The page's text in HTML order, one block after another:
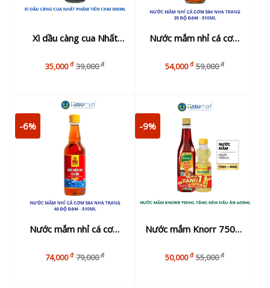
Xì dầu càng cua Nhất
35,000đ 39,000đ
Nước mắm nhỉ cá cơm
đạm - 510ml
54,000đ 59,000đ
-6%
Nước mắm nhỉ cá cơm
đạm - 510ml
74,000đ 79,000đ
-9%
Nước mắm Knorr 750ml
400ml)
50,000đ 55,000đ